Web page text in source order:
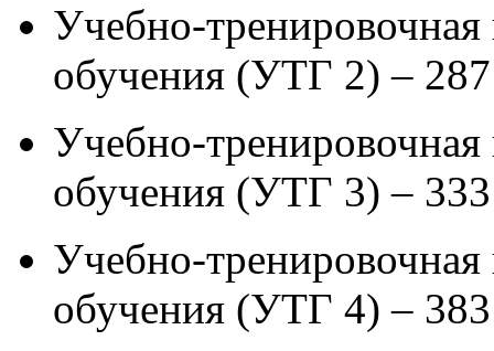
Учебно-тренировочная
обучения (УТГ 2) – 287
Учебно-тренировочная
обучения (УТГ 3) – 333
Учебно-тренировочная
обучения (УТГ 4) – 383